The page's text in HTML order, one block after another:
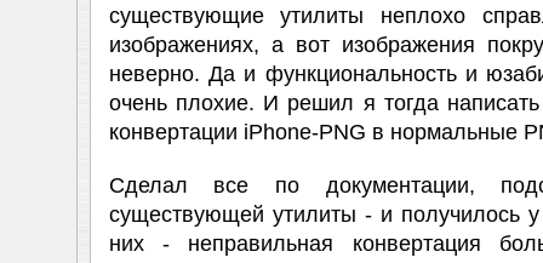
существующие утилиты неплохо
изображениях, а вот изображения
неверно. Да и функциональность и
очень плохие. И решил я тогда
конвертации iPhone-PNG в нормальные
Сделал все по документации,
существующей утилиты - и получилось
них - неправильная конвертация